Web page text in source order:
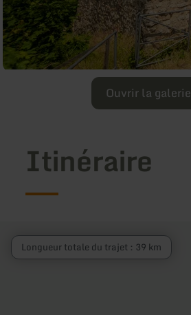
Ouvrir la galerie
Itinéraire
Longueur totale du trajet : 39 km